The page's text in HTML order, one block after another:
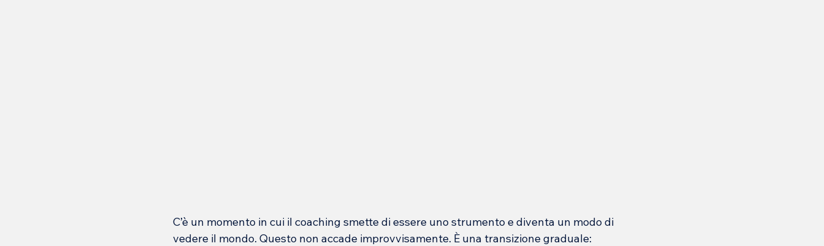
C’è un momento in cui il coaching smette di essere uno strumento e diventa un modo di
vedere il mondo. Questo non accade improvvisamente. È una transizione graduale: